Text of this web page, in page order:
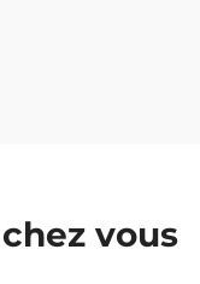
vous